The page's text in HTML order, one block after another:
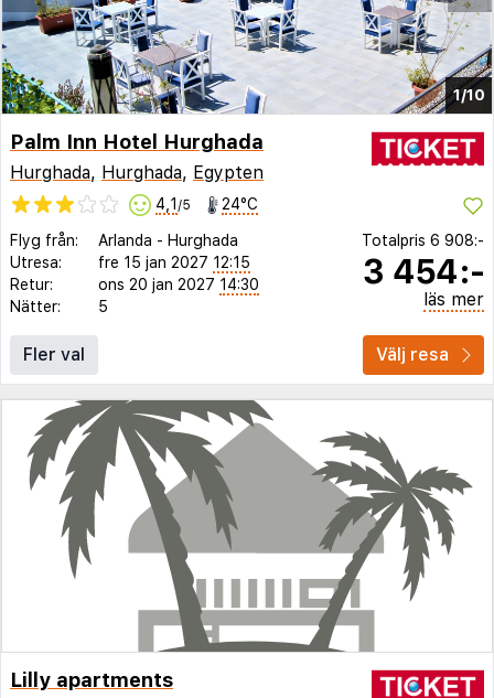
1/10
Palm Inn Hotel Hurghada
Hurghada, Hurghada, Egypten
4,1 /5 24°C
Flyg från: Arlanda - Hurghada
Utresa:
fre 15 jan 2027 12:15
Retur:
ons 20 jan 2027 14:30
Nätter:
5
Totalpris 6 908:-
3 454:-
läs mer
Fler val Välj resa
Lilly apartments